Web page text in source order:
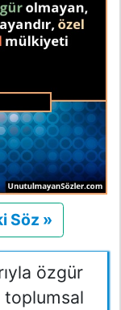
Söz »
özgür
toplumsal